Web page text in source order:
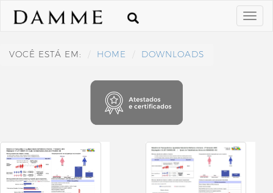
VOCÊ ESTÁ EM: HOME DOWNLOADS